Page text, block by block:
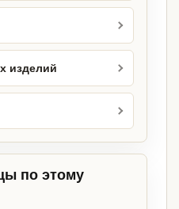
изделий
по этому